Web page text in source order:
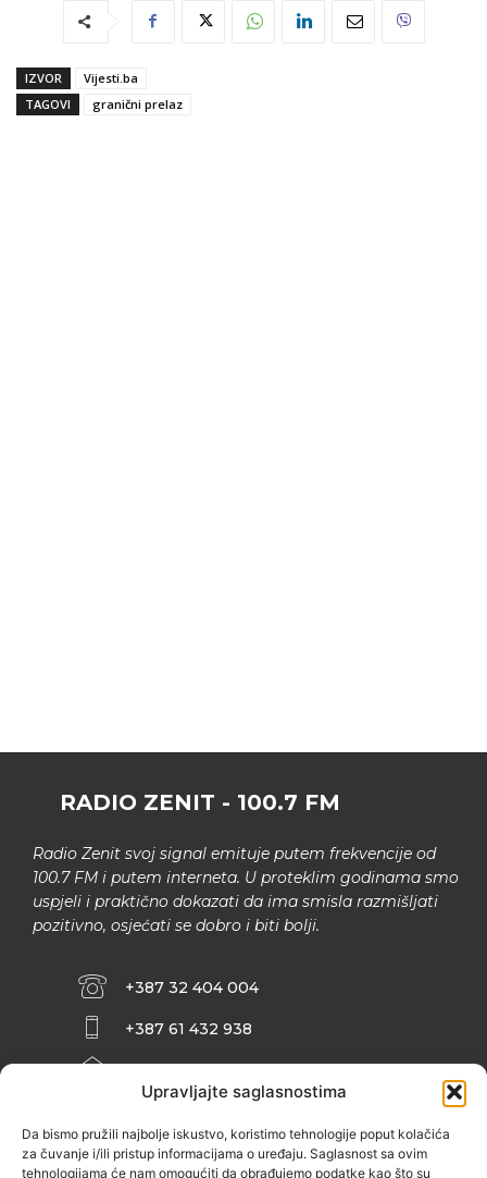
Upravljajte saglasnostima
Da bismo pružili najbolje iskustvo, koristimo tehnologije poput kolačića
za čuvanje i/ili pristup informacijama o uređaju. Saglasnost sa ovim
tehnologijama će nam omogućiti da obrađujemo podatke kao što su
IZVOR
Vijesti.ba
TAGOVI
granični prelaz
RADIO ZENIT - 100.7 FM
Radio Zenit svoj signal emituje putem frekvencije od
100.7 FM i putem interneta. U proteklim godinama smo
uspjeli i praktično dokazati da ima smisla razmišljati
pozitivno, osjećati se dobro i biti bolji.
+387 32 404 004
+387 61 432 938
INFO@ZENIT.BA
ZENIČANKA, 3. SPRAT), 72000 ZENICA